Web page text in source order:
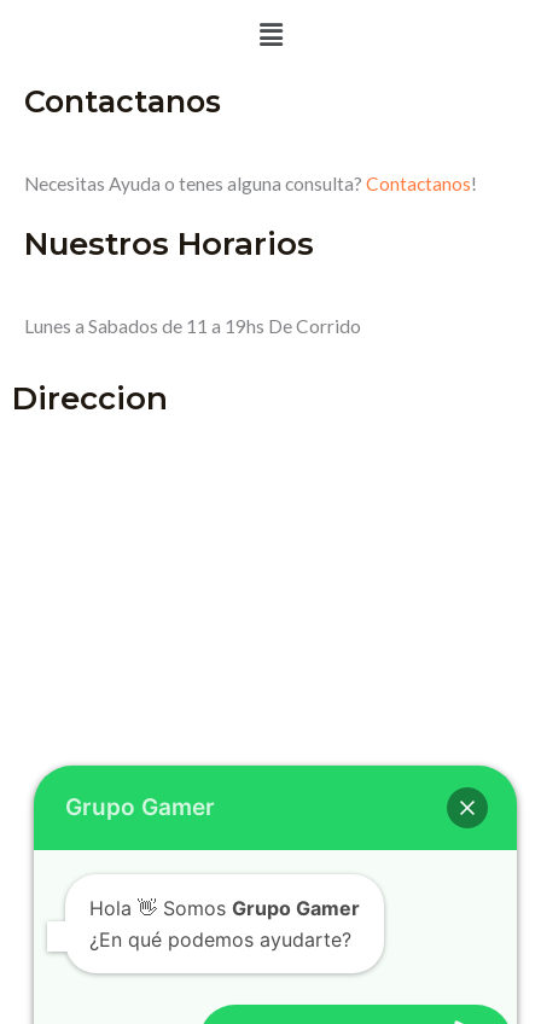
Menú
Contactanos
Necesitas Ayuda o tenes alguna consulta? Contactanos!
Nuestros Horarios
Lunes a Sabados de 11 a 19hs De Corrido
Direccion
Grupo Gamer
Hola 👋 Somos Grupo Gamer
¿En qué podemos ayudarte?